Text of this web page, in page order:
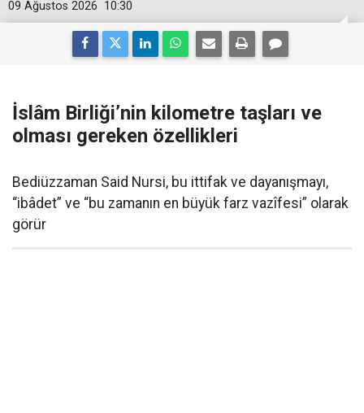
10:30
09 Ağustos 2026
İslâm Birliği’nin kilometre taşları ve
olması gereken özellikleri
Bediüzzaman Said Nursi, bu ittifak ve dayanışmayı,
“ibâdet” ve “bu zamanın en büyük farz vazîfesi” olarak
görür